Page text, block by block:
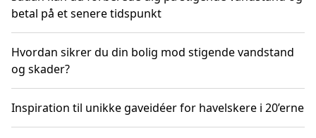
betal på et senere tidspunkt
Hvordan sikrer du din bolig mod stigende vandstand
og skader?
Inspiration til unikke gaveidéer for havelskere i 20’erne